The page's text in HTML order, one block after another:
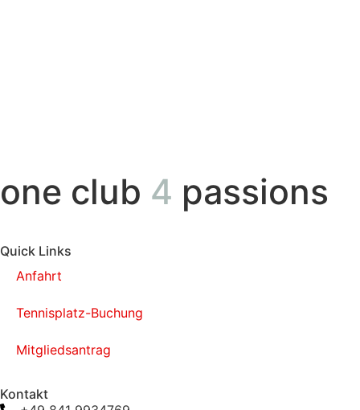
one club 4 passions
Quick Links
Anfahrt
Tennisplatz-Buchung
Mitgliedsantrag
Kontakt